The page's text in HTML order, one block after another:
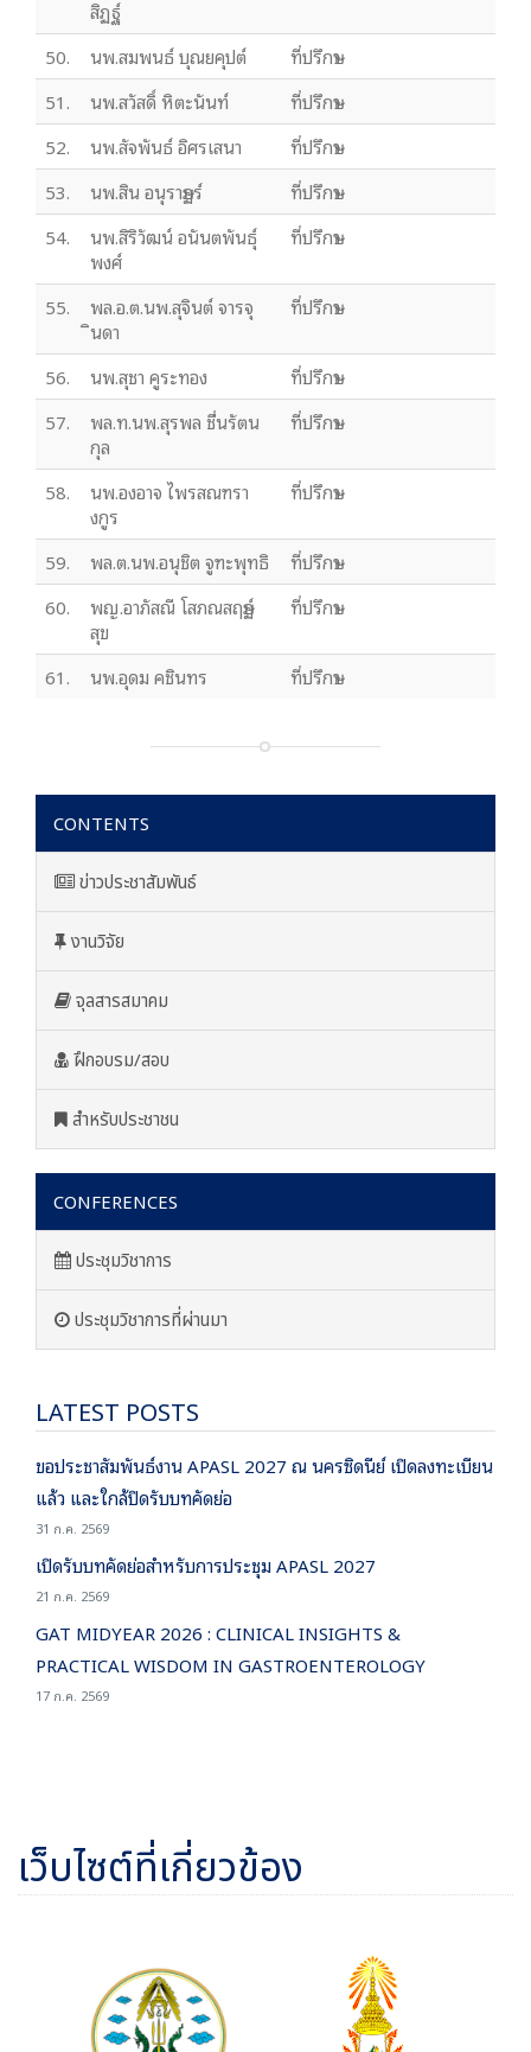
สิฏฐ์
50.
นพ.สมพนธ์ บุณยคุปต์
ที่ปรึกษา
51.
นพ.สวัสดิ์ หิตะนันท์
ที่ปรึกษา
52.
นพ.สัจพันธ์ อิศรเสนา
ที่ปรึกษา
53.
นพ.สิน อนุราษฏร์
ที่ปรึกษา
54.
นพ.สิริวัฒน์ อนันตพันธุ์
พงศ์
ที่ปรึกษา
55.
พล.อ.ต.นพ.สุจินต์ จารจุ
ินดา
ที่ปรึกษา
56. นพ.สุชา คูระทอง
ที่ปรึกษา
57.
พล.ท.นพ.สุรพล ชื่นรัตน
กุล
ที่ปรึกษา
58.
นพ.องอาจ ไพรสณฑรา
งกูร
ที่ปรึกษา
59. พล.ต.นพ.อนุชิต จูฑะพุทธิ
ที่ปรึกษา
60.
พญ.อาภัสณี โสภณสฤษฏ์
สุข
ที่ปรึกษา
61. นพ.อุดม คชินทร ที่ปรึกษา
CONTENTS
ข่าวประชาสัมพันธ์
งานวิจัย
จุลสารสมาคม
ฝึกอบรม/สอบ
สำหรับประชาชน
CONFERENCES
ประชุมวิชาการ
ประชุมวิชาการที่ผ่านมา
LATEST POSTS
ขอประชาสัมพันธ์งาน APASL 2027 ณ นครซิดนีย์ เปิดลงทะเบียน
แล้ว และใกล้ปิดรับบทคัดย่อ
31 ก.ค. 2569
เปิดรับบทคัดย่อสำหรับการประชุม APASL 2027
21 ก.ค. 2569
GAT MIDYEAR 2026 : CLINICAL INSIGHTS &
PRACTICAL WISDOM IN GASTROENTEROLOGY
17 ก.ค. 2569
เว็บไซต์ที่เกี่ยวข้อง